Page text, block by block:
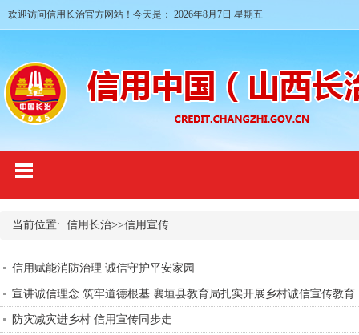
欢迎访问信用长治官方网站！今天是： 2026年8月7日 星期五
当前位置: 信用长治>>信用宣传
信用赋能消防治理 诚信守护平安家园
宣讲诚信理念 筑牢道德根基 襄垣县教育局扎实开展乡村诚信宣传教育
防灾减灾进乡村 信用宣传同步走